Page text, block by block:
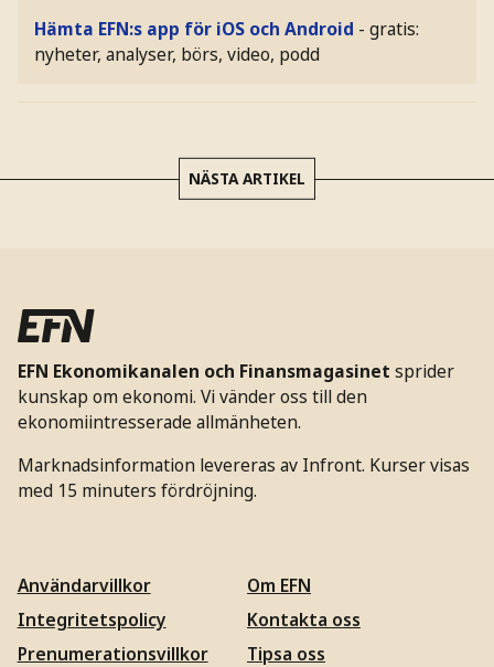
Hämta EFN:s app för iOS och Android - gratis:
nyheter, analyser, börs, video, podd
NÄSTA ARTIKEL
EFN Ekonomikanalen och Finansmagasinet sprider
kunskap om ekonomi. Vi vänder oss till den
ekonomiintresserade allmänheten.
Marknadsinformation levereras av Infront. Kurser visas
med 15 minuters fördröjning.
Användarvillkor
Integritetspolicy
Prenumerationsvillkor
Om EFN
Kontakta oss
Tipsa oss